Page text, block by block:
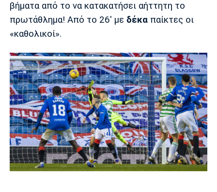
Διεθνή
Euro
Εθνικές Ομάδες
Κύπελλο
Διαιτησία
Ποδόσφαιρο Γυναικών
Κύπελλο
EuroCup
Basket League
Α2 Μπάσκετ
FIBA World Cup 2023
Γυμναστική
Κολύμβηση
Χάντμπολ
Αυτοκίνητο
Formula 1
Μοτοσυκλέτα
Tech
Gaming
Gadgets
Smartphones
Plus
Θέατρο
Σινεμά
Ευ ζην
Βιβλίο
Μουσική
Blogs
Η Εφημερίδα
Πρωτοσέλιδα
Έντυπη έκδοση
Στήλες
Απόλλων
Σμύρνης
Άρης ΟΦΗ
Παναχαϊκή Ηρακλής Βόλος
βήματα από το να κατακατήσει αήττητη το
πρωτάθλημα! Από το 26' με δέκα παίκτες οι
«καθολικοί».